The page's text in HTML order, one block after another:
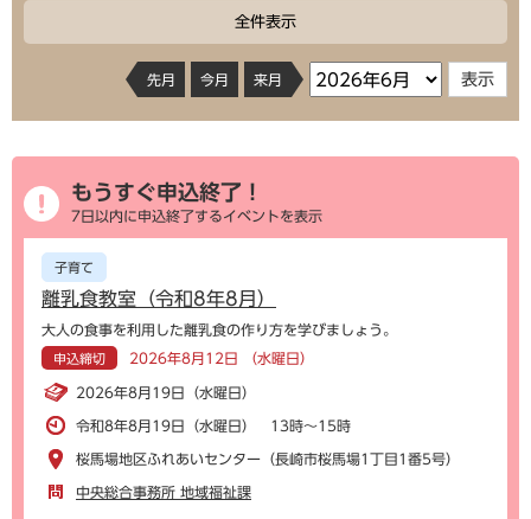
全件表示
先月 今月 来月
もうすぐ申込終了！
7日以内に申込終了するイベントを表示
子育て
離乳食教室（令和8年8月）
大人の食事を利用した離乳食の作り方を学びましょう。
申込締切 2026年8月12日 （水曜日）
2026年8月19日（水曜日）
令和8年8月19日（水曜日） 13時～15時
桜馬場地区ふれあいセンター（長崎市桜馬場1丁目1番5号）
中央総合事務所 地域福祉課